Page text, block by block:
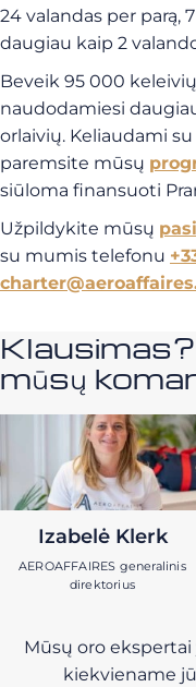
24 valandas per parą,
daugiau kaip 2
Beveik 95 000 keleivių
naudodamiesi
orlaivių. Keliaudami su
paremsite mūsų
siūloma finansuoti
Užpildykite mūsų
su mumis telefonu
mūsų
Izabelė Klerk
AEROAFFAIRES generalinis
direktorius
Mūsų oro
kiekviename